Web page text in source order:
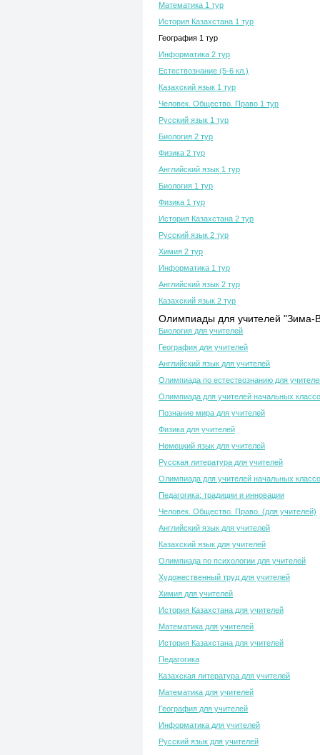
Математика 1 тур
История Казахстана 1 тур
География 1 тур
Информатика 2 тур
Естествознание (5-6 кл.)
Казахский язык 1 тур
Человек. Общество. Право 1 тур
Русский язык 1 тур
Биология 2 тур
Физика 2 тур
Английский язык 1 тур
Биология 1 тур
Физика 1 тур
История Казахстана 2 тур
Русский язык 2 тур
Химия 2 тур
Информатика 1 тур
Английский язык 2 тур
Казахский язык 2 тур
Олимпиады для учителей "Зима-
Биология для учителей
География для учителей
Английский язык для учителей
Олимпиада по естествознанию для
Олимпиада для учителей начальных
Познание мира для учителей
Физика для учителей
Немецкий язык для учителей
Русская литература для учителей
Олимпиада для учителей начальных
Педагогика: традиции и инновации
Человек. Общество. Право. (для учителей)
Английский язык для учителей
Казахский язык для учителей
Олимпиада по психологии для учителей
Художественный труд для учителей
Химия для учителей
История Казахстана для учителей
Математика для учителей
История Казахстана для учителей
Педагогика
Казахская литература для учителей
Математика для учителей
География для учителей
Информатика для учителей
Русский язык для учителей